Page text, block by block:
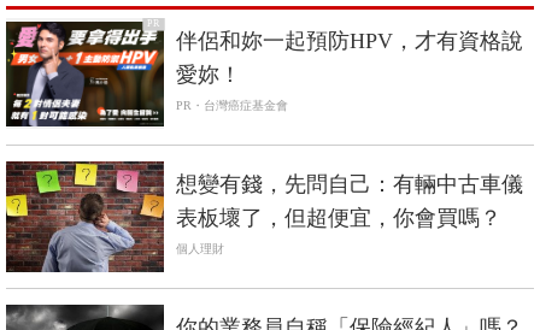
PR
伴侶和妳一起預防HPV，才有資格說
愛妳！
PR・台灣癌症基金會
想變有錢，先問自己：有輛中古車儀
表板壞了，但超便宜，你會買嗎？
個人理財